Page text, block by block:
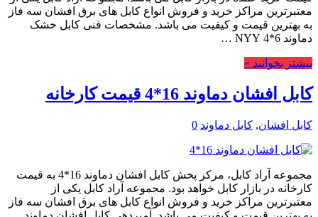
معتبرترین مراکز خرید و فروش انواع کابل های برق افشان سه فاز
به بهترین قیمت و کیفیت می باشد. مشخصات فنی کابل خشک
دماوند 6*4 NYY …
بیشتر بخوانید »
کابل افشان دماوند 16*4 قیمت کارخانه
کابل افشان, کابل دماوند 0
مجموعه آراد کابل، مرکز پخش کابل افشان دماوند 16*4 به قیمت
کارخانه در بازار کابل خواهد بود. مجموعه آراد کابل یکی از
معتبرترین مراکز خرید و فروش انواع کابل های برق افشان سه فاز